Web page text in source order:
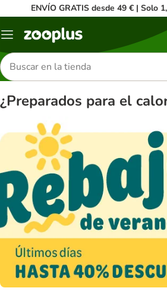
ENVÍO GRATIS desde 49 € | Solo
Menú
Buscar
productos
¿Preparados para el